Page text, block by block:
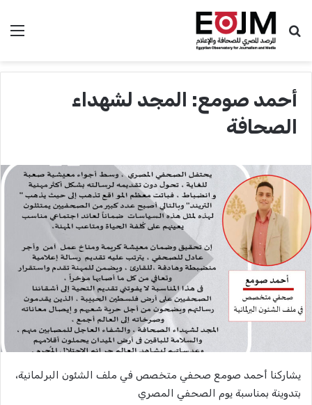
بحث عن
أحمد صومع: المجد لشهداء
الصحافة
يشاركنا أحمد صومع صحفي متخصص في ملف الشئون البرلمانية،
بتدوينة بمناسبة يوم الصحفي المصري